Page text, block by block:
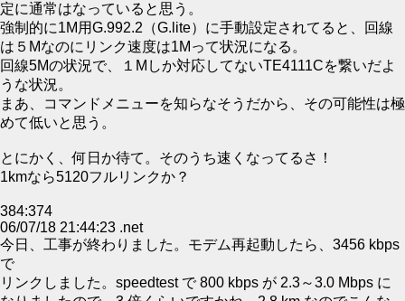
定に通常はなっていると思う。
強制的に1M用G.992.2（G.lite）に手動設定されてると、回線
は５Mなのにリンク速度は1Mって状況になる。
回線5Mの状況で、１Mしか対応してないTE4111Cを繋いだよ
うな状況。
まあ、コマンドメニューを知らなそうだから、その可能性は極
めて低いと思う。
とにかく、何日か待て。そのうち速くなってるさ！
1kmなら5120フルリンクか？
384:374
06/07/18 21:44:23 .net
今日、工事が終わりました。モデム再起動したら、3456 kbps
で
リンクしました。speedtest で 800 kbps が 2.3～3.0 Mbps に